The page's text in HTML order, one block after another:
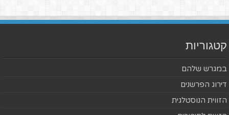
קטגוריות
במגרש שלהם
דירוג הפרשנים
הזווית הנוסטלגית